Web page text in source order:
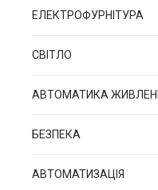
ЕЛЕКТРОФУРНІТУРА
СВІТЛО
АВТОМАТИКА
БЕЗПЕКА
АВТОМАТИЗАЦІЯ